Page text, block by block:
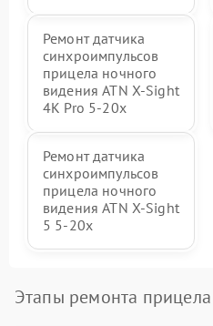
Ремонт датчика
синхроимпульсов
прицела ночного
видения ATN X-Sight
4K Pro 5-20x
Ремонт датчика
синхроимпульсов
прицела ночного
видения ATN X-Sight
5 5-20x
Этапы ремонта